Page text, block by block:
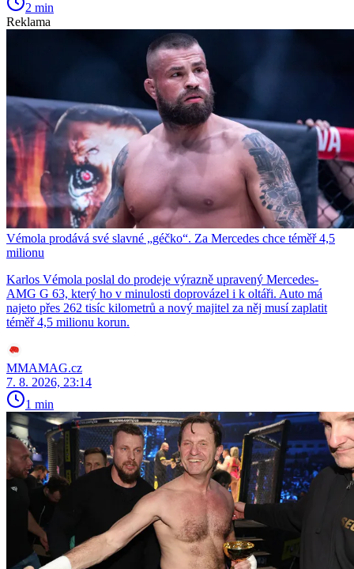
2 min
Reklama
Vémola prodává své slavné „géčko“. Za Mercedes chce téměř 4,5
milionu
Karlos Vémola poslal do prodeje výrazně upravený Mercedes-
AMG G 63, který ho v minulosti doprovázel i k oltáři. Auto má
najeto přes 262 tisíc kilometrů a nový majitel za něj musí zaplatit
téměř 4,5 milionu korun.
MMAMAG.cz
7. 8. 2026, 23:14
1 min